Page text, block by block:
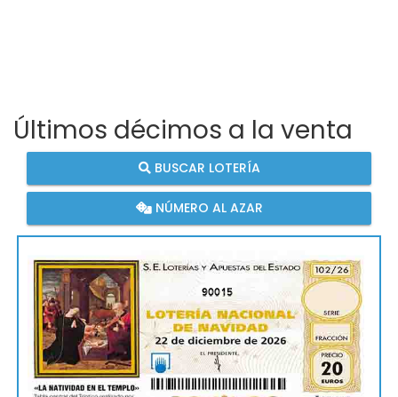
Últimos décimos a la venta
BUSCAR LOTERÍA
NÚMERO AL AZAR
90015